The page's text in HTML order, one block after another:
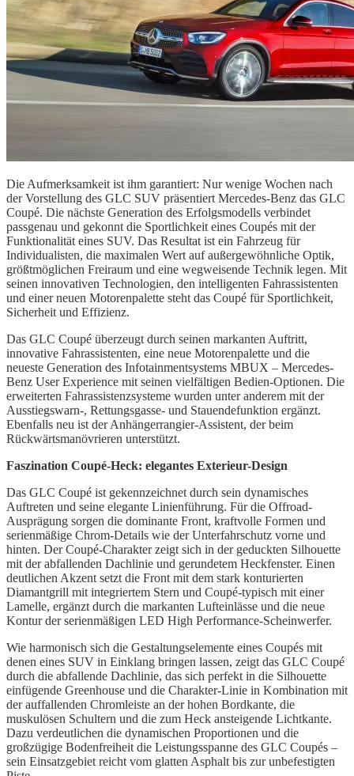
Die Aufmerksamkeit ist ihm garantiert: Nur wenige Wochen nach
der Vorstellung des GLC SUV präsentiert Mercedes-Benz das GLC
Coupé. Die nächste Generation des Erfolgsmodells verbindet
passgenau und gekonnt die Sportlichkeit eines Coupés mit der
Funktionalität eines SUV. Das Resultat ist ein Fahrzeug für
Individualisten, die maximalen Wert auf außergewöhnliche Optik,
größtmöglichen Freiraum und eine wegweisende Technik legen. Mit
seinen innovativen Technologien, den intelligenten Fahrassistenten
und einer neuen Motorenpalette steht das Coupé für Sportlichkeit,
Sicherheit und Effizienz.
Das GLC Coupé überzeugt durch seinen markanten Auftritt,
innovative Fahrassistenten, eine neue Motorenpalette und die
neueste Generation des Infotainmentsystems MBUX – Mercedes-
Benz User Experience mit seinen vielfältigen Bedien-Optionen. Die
erweiterten Fahrassistenzsysteme wurden unter anderem mit der
Ausstiegswarn-, Rettungsgasse- und Stauendefunktion ergänzt.
Ebenfalls neu ist der Anhängerrangier-Assistent, der beim
Rückwärtsmanövrieren unterstützt.
Faszination Coupé-Heck: elegantes Exterieur-Design
Das GLC Coupé ist gekennzeichnet durch sein dynamisches
Auftreten und seine elegante Linienführung. Für die Offroad-
Ausprägung sorgen die dominante Front, kraftvolle Formen und
serienmäßige Chrom-Details wie der Unterfahrschutz vorne und
hinten. Der Coupé-Charakter zeigt sich in der geduckten Silhouette
mit der abfallenden Dachlinie und gerundetem Heckfenster. Einen
deutlichen Akzent setzt die Front mit dem stark konturierten
Diamantgrill mit integriertem Stern und Coupé-typisch mit einer
Lamelle, ergänzt durch die markanten Lufteinlässe und die neue
Kontur der serienmäßigen LED High Performance-Scheinwerfer.
Wie harmonisch sich die Gestaltungselemente eines Coupés mit
denen eines SUV in Einklang bringen lassen, zeigt das GLC Coupé
durch die abfallende Dachlinie, das sich perfekt in die Silhouette
einfügende Greenhouse und die Charakter-Linie in Kombination mit
der auffallenden Chromleiste an der hohen Bordkante, die
muskulösen Schultern und die zum Heck ansteigende Lichtkante.
Dazu verdeutlichen die dynamischen Proportionen und die
großzügige Bodenfreiheit die Leistungsspanne des GLC Coupés –
sein Einsatzgebiet reicht vom glatten Asphalt bis zur unbefestigten